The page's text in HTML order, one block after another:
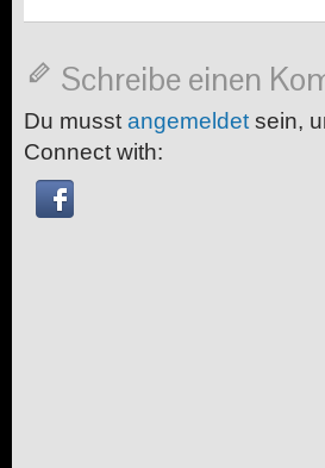
Schreibe einen
Du musst angemeldet sein,
Connect with: